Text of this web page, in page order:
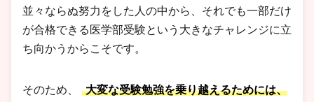
並々ならぬ努力をした人の中から、それでも一部だけ
が合格できる医学部受験という大きなチャレンジに立
ち向かうからこそです。
そのため、
大変な受験勉強を乗り越えるためには、